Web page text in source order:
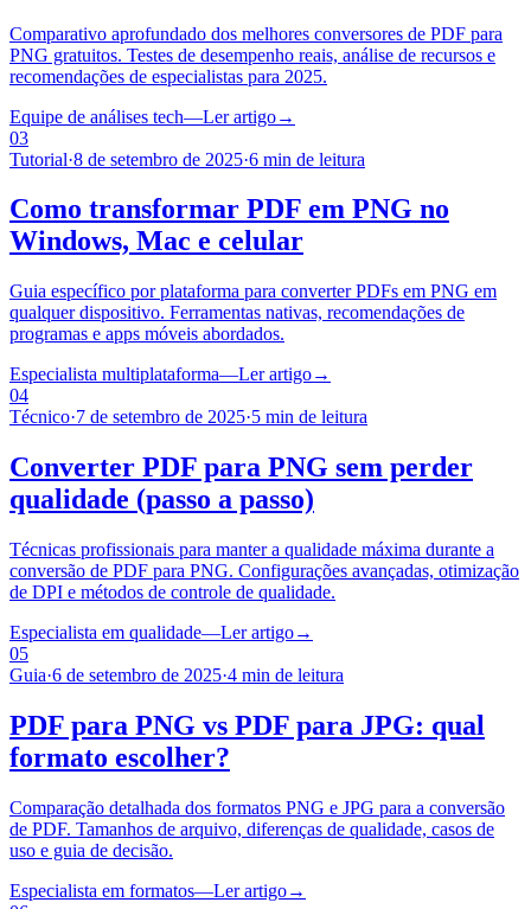
Comparativo aprofundado dos melhores conversores de PDF para
PNG gratuitos. Testes de desempenho reais, análise de recursos e
recomendações de especialistas para 2025.
Equipe de análises tech—Ler artigo→
03
Tutorial·8 de setembro de 2025·6 min de leitura
Como transformar PDF em PNG no
Windows, Mac e celular
Guia específico por plataforma para converter PDFs em PNG em
qualquer dispositivo. Ferramentas nativas, recomendações de
programas e apps móveis abordados.
Especialista multiplataforma—Ler artigo→
04
Técnico·7 de setembro de 2025·5 min de leitura
Converter PDF para PNG sem perder
qualidade (passo a passo)
Técnicas profissionais para manter a qualidade máxima durante a
conversão de PDF para PNG. Configurações avançadas, otimização
de DPI e métodos de controle de qualidade.
Especialista em qualidade—Ler artigo→
05
Guia·6 de setembro de 2025·4 min de leitura
PDF para PNG vs PDF para JPG: qual
formato escolher?
Comparação detalhada dos formatos PNG e JPG para a conversão
de PDF. Tamanhos de arquivo, diferenças de qualidade, casos de
uso e guia de decisão.
Especialista em formatos—Ler artigo→